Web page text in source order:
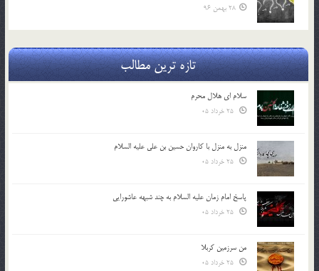
28 بهمن 96
تازه ترین مطالب
سلام ای هلال محرم
منزل به منزل با کاروان حسین بن علی علیه السلام
پاسخ امام زمان علیه السلام به چند شبهه عاشورایی
من سرزمین کربلا